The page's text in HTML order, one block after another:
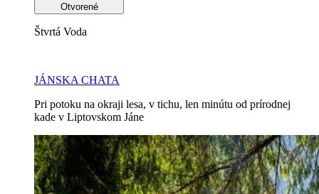
Otvorené
Štvrtá Voda
JÁNSKA CHATA
Pri potoku na okraji lesa, v tichu, len minútu od prírodnej
kade v Liptovskom Jáne